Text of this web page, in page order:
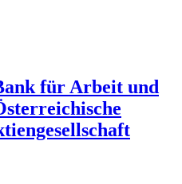
für Arbeit und